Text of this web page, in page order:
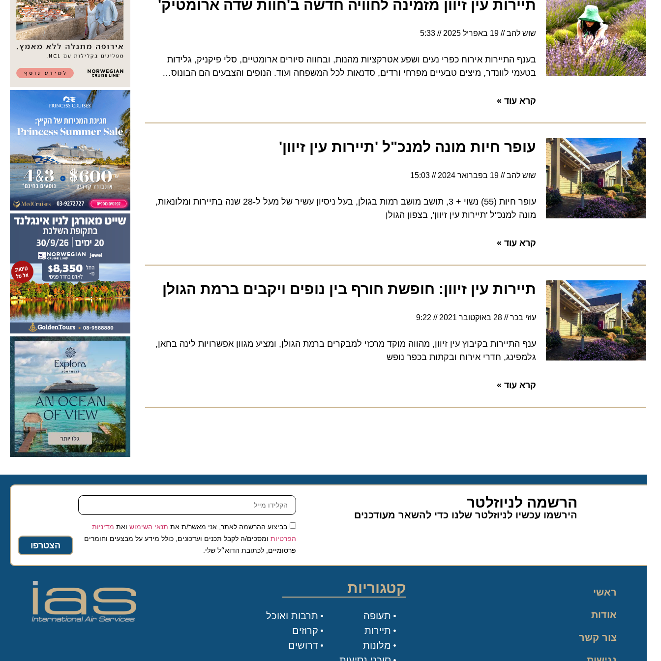
תיירות עין זיוון מזמינה לחוויה חדשה ב'חוות שדה ארומטיק'
שוש להב 19 באפריל 2025 5:33
בענף התיירות אירוח כפרי נעים ושפע אטרקציות מהנות, ובחווה סיורים ארומטיים, סלי פיקניק, גלידות
בטעמי לוונדר, מיצים טבעיים מפרחי ורדים, סדנאות לכל המשפחה ועוד. הנופים והצבעים הם הבונוס…
קרא עוד »
עופר חיות מונה למנכ"ל 'תיירות עין זיוון'
שוש להב 19 בפברואר 2024 15:03
עופר חיות (55) נשוי + 3, תושב מושב רמות בגולן, בעל ניסיון עשיר של מעל ל-28 שנה בתיירות ומלונאות,
מונה למנכ"ל 'תיירות עין זיוון', בצפון הגולן
קרא עוד »
תיירות עין זיוון: חופשת חורף בין נופים ויקבים ברמת הגולן
עוזי בכר 28 באוקטובר 2021 9:22
ענף התיירות בקיבוץ עין זיוון, מהווה מוקד מרכזי למבקרים ברמת הגולן, ומציע מגוון אפשרויות לינה בחאן,
גלמפינג, חדרי אירוח ובקתות בכפר נופש
קרא עוד »
הרשמה לניוזלטר
הירשמו עכשיו לניוזלטר שלנו כדי להשאר מעודכנים
בביצוע ההרשמה לאתר, אני מאשר/ת אתתנאי השימושואת מדיניות
הפרטיותומסכים/ה לקבל תכנים ועדכונים, כולל מידע על מבצעים וחומרים
פרסומיים, לכתובת הדוא״ל שלי.
הצטרפו
ראשי
אודות
צור קשר
קטגוריות
תעופה
תיירות
מלונות
תרבות ואוכל
קרוזים
דרושים